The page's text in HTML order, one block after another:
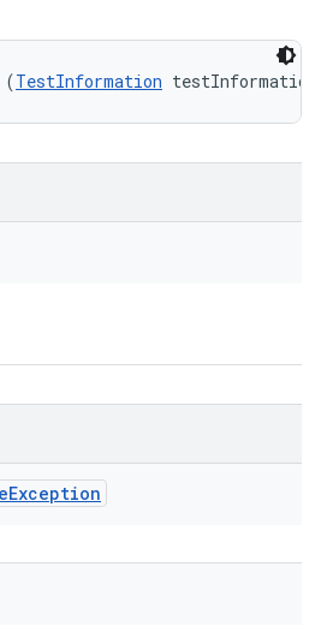
(TestInformation
Exception